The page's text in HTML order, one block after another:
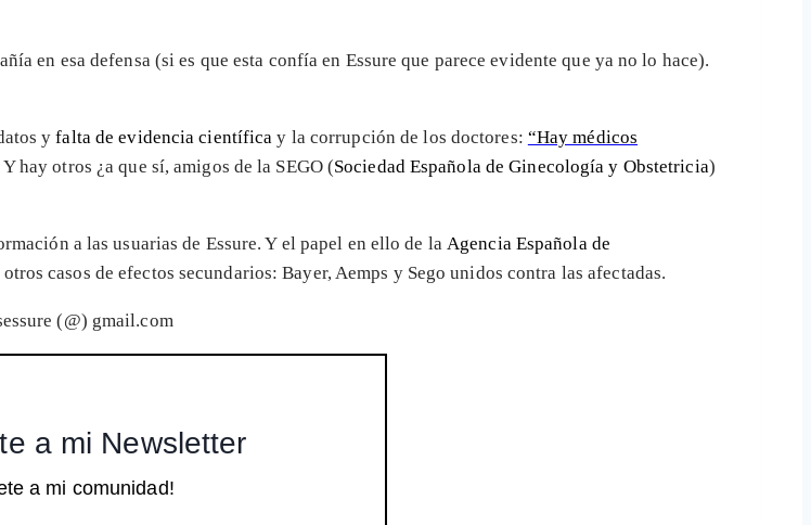
en esa defensa (si es que esta confía en Essure que parece evidente que ya no lo hace).
yfalta de evidencia científica y la corrupción de los doctores: “Hay médicos
Y hay otros ¿a que sí, amigos de la SEGO (Sociedad Española de Ginecología y Obstetricia)
a las usuarias de Essure. Y el papel en ello de la Agencia Española de
casos de efectos secundarios: Bayer, Aemps y Sego unidos contra las afectadas.
(@) gmail.com
a mi Newsletter
a mi comunidad!